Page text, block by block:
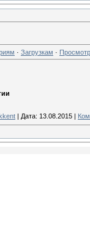
· Загрузкам ·
| Дата: 13.08.2015 |